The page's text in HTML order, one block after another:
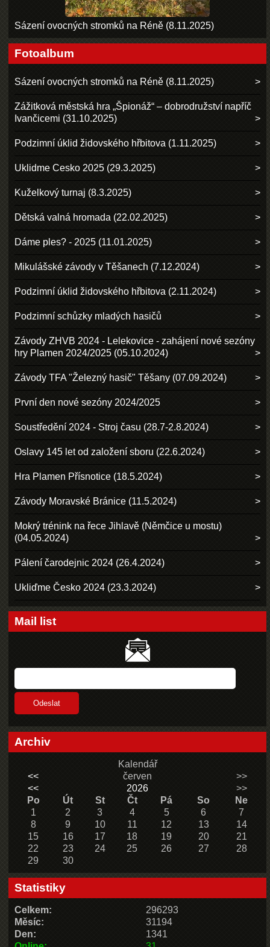
Sázení ovocných stromků na Réně (8.11.2025)
Fotoalbum
Sázení ovocných stromků na Réně (8.11.2025)
Zážitková městská hra „Špionáž“ – dobrodružství napříč
Ivančicemi (31.10.2025)
Podzimní úklid židovského hřbitova (1.11.2025)
Uklidme Cesko 2025 (29.3.2025)
Kuželkový turnaj (8.3.2025)
Dětská valná hromada (22.02.2025)
Dáme ples? - 2025 (11.01.2025)
Mikulášské závody v Těšanech (7.12.2024)
Podzimní úklid židovského hřbitova (2.11.2024)
Podzimní schůzky mladých hasičů
Závody ZHVB 2024 - Lelekovice - zahájení nové sezóny
hry Plamen 2024/2025 (05.10.2024)
Závody TFA "Železný hasič" Těšany (07.09.2024)
První den nové sezóny 2024/2025
Soustředění 2024 - Stroj času (28.7-2.8.2024)
Oslavy 145 let od založení sboru (22.6.2024)
Hra Plamen Přísnotice (18.5.2024)
Závody Moravské Bránice (11.5.2024)
Mokrý trénink na řece Jihlavě (Němčice u mostu)
(04.05.2024)
Pálení čarodejnic 2024 (26.4.2024)
Ukliďme Česko 2024 (23.3.2024)
Mail list
Archiv
Kalendář
<<
červen
>>
<<
2026
>>
Po
Út St Čt Pá So
Ne
1
2 3 4 5 6
7
8
9 10 11 12 13
14
15
16 17 18 19 20
21
22
23 24 25 26 27
28
29
30
Statistiky
Celkem:
296293
Měsíc:
31194
Den:
1341